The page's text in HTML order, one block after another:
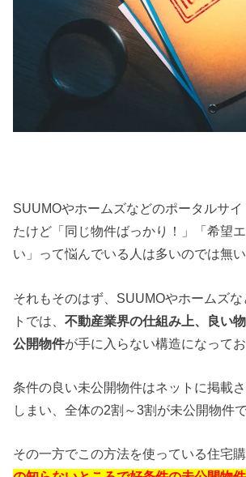
SUUMOやホームズなどのポータルサ
たけど「同じ物件ばっかり！」「希望
い」って悩んでいる人は多いのでは無
それもそのはず、SUUMOやホームズな
トでは、不動産業界の仕組み上、良い
公開物件が手に入らない構造になってお
条件の良い未公開物件はネットに掲載
しまい、全体の2割～3割が未公開物件で
その一方でこの方法を使っている住宅購